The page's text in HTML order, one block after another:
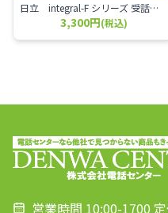
日立 integral-F シリーズ 受話器＋カールコード セット（白）／本商品は中古品となります。 写真では分かりにくいキズ・汚れなどの使用感があります。 経年変化で日焼けの色味が強くなる場合がございます。 予めご理解・ご了承頂きますようお願いいたします。
3,300円(税込)
営業時間 10:00-1700